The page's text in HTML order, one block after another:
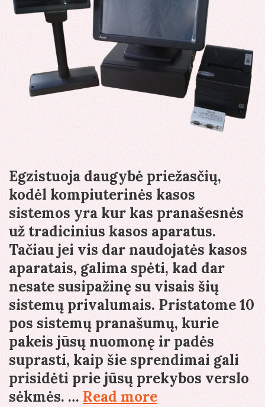
Egzistuoja daugybė priežasčių,
kodėl kompiuterinės kasos
sistemos yra kur kas pranašesnės
už tradicinius kasos aparatus.
Tačiau jei vis dar naudojatės kasos
aparatais, galima spėti, kad dar
nesate susipažinę su visais šių
sistemų privalumais. Pristatome 10
pos sistemų pranašumų, kurie
pakeis jūsų nuomonę ir padės
suprasti, kaip šie sprendimai gali
prisidėti prie jūsų prekybos verslo
sėkmės. … Read morePenkios